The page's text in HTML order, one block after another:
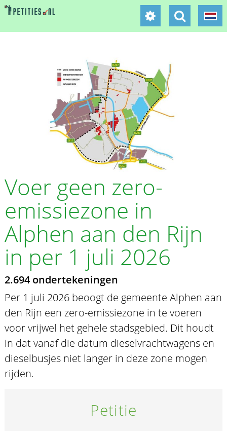
Voer geen zero-
emissiezone in
Alphen aan den Rijn
in per 1 juli 2026
2.694 ondertekeningen
Per 1 juli 2026 beoogt de gemeente Alphen aan
den Rijn een zero-emissiezone in te voeren
voor vrijwel het gehele stadsgebied. Dit houdt
in dat vanaf die datum dieselvrachtwagens en
dieselbusjes niet langer in deze zone mogen
rijden.
Petitie